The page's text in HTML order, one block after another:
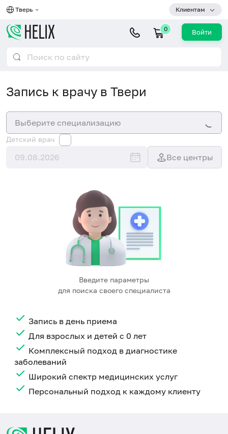
Тверь Клиентам
0 Войти
Запись к врачу в Твери
Выберите специализацию
Детский врач
Все центры
Введите параметры
для поиска своего специалиста
Запись в день приема
Для взрослых и детей с 0 лет
Комплексный подход в диагностике
заболеваний
Широкий спектр медицинских услуг
Персональный подход к каждому клиенту